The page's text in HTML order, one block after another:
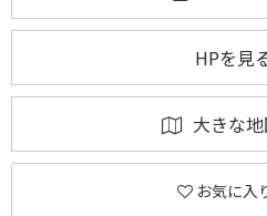
HPを見
大きな
お気に入